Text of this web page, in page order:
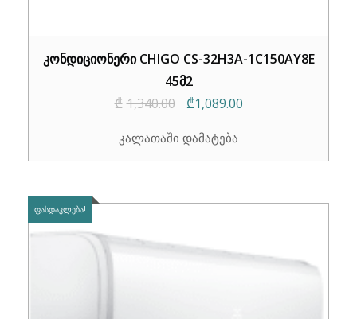
კონდიციონერი CHIGO CS-32H3A-1C150AY8E
45მ2
₾ 1,340.00
Original
was:
₾1,089.00Current
კალათაში დამატება
ᲤᲐᲡᲓᲐᲙᲚᲔᲑᲐ!